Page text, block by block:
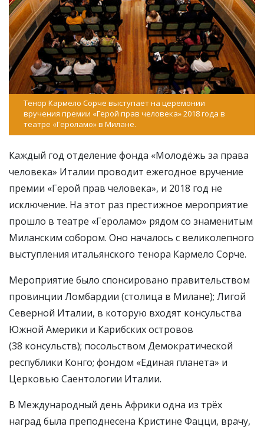
Тенор Кармело Сорче выступает на церемонии
вручения премии «Герой прав человека» 2018 года в
театре «Героламо» в Милане.
Каждый год отделение фонда «Молодёжь за права
человека» Италии проводит ежегодное вручение
премии «Герой прав человека», и 2018 год не
исключение. На этот раз престижное мероприятие
прошло в театре «Героламо» рядом со знаменитым
Миланским собором. Оно началось с великолепного
выступления итальянского тенора Кармело Сорче.
Мероприятие было спонсировано правительством
провинции Ломбардии (столица в Милане); Лигой
Северной Италии, в которую входят консульства
Южной Америки и Карибских островов
(38 консульств); посольством Демократической
республики Конго; фондом «Единая планета» и
Церковью Саентологии Италии.
В Международный день Африки одна из трёх
наград была преподнесена Кристине Фацци, врачу,